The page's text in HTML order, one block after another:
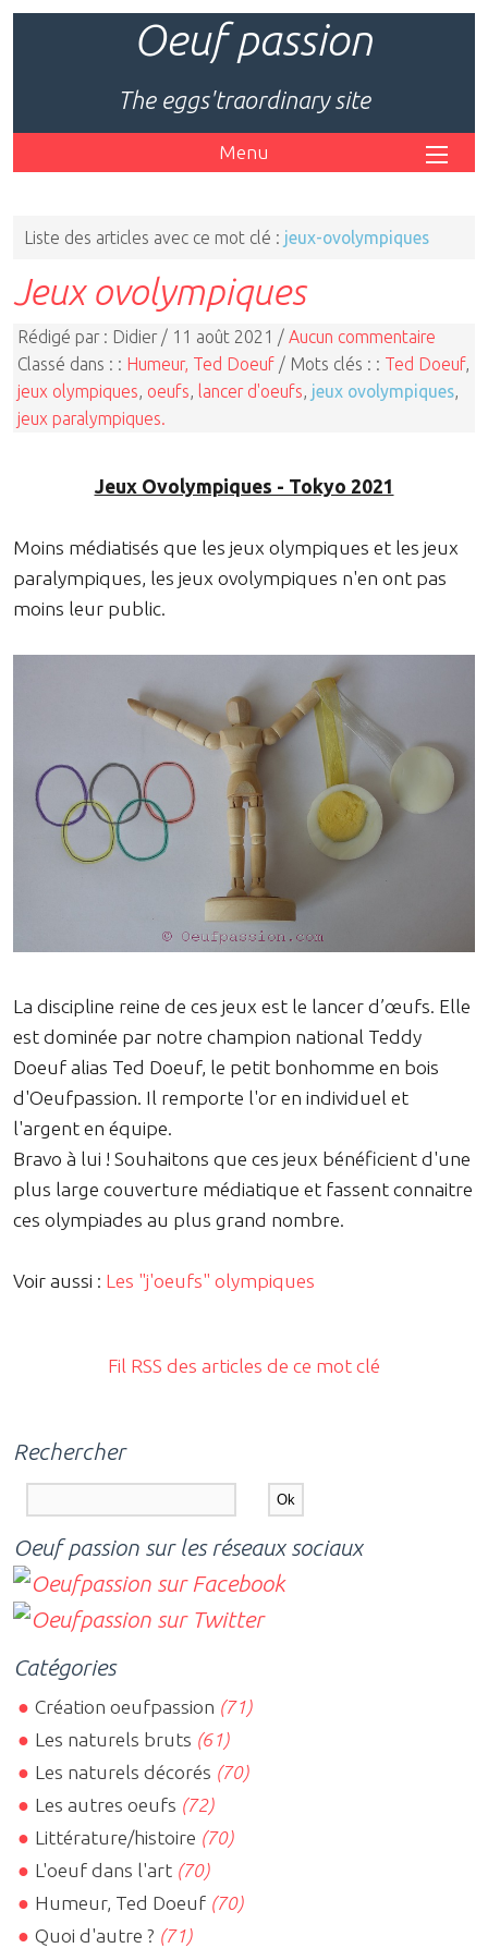
Oeuf passion
The eggs'traordinary site
Menu
Liste des articles avec ce mot clé : jeux-ovolympiques
Jeux ovolympiques
Rédigé par : Didier / 11 août 2021 / Aucun commentaire
Classé dans : : Humeur, Ted Doeuf / Mots clés : : Ted Doeuf,
jeux olympiques oeufs lancer d'oeufs jeux ovolympiques
jeux paralympiques.
Jeux Ovolympiques - Tokyo 2021
Moins médiatisés que les jeux olympiques et les jeux
paralympiques, les jeux ovolympiques n'en ont pas
moins leur public.
La discipline reine de ces jeux est le lancer d’œufs. Elle
est dominée par notre champion national Teddy
Doeuf alias Ted Doeuf, le petit bonhomme en bois
d'Oeufpassion. Il remporte l'or en individuel et
l'argent en équipe.
Bravo à lui ! Souhaitons que ces jeux bénéficient d'une
plus large couverture médiatique et fassent connaitre
ces olympiades au plus grand nombre.
Voir aussi : Les "j'oeufs" olympiques
Fil RSS des articles de ce mot clé
Rechercher
Oeuf passion sur les réseaux sociaux
Catégories
Création oeufpassion (71)
Les naturels bruts (61)
Les naturels décorés (70)
Les autres oeufs (72)
Littérature/histoire (70)
L'oeuf dans l'art (70)
Humeur, Ted Doeuf (70)
Quoi d'autre ? (71)